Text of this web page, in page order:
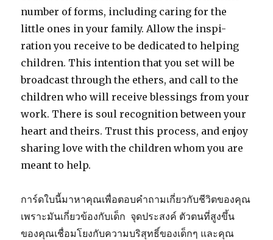
number of forms, including caring for the
little ones in your family. Allow the inspi-
ration you receive to be dedicated to helping
children. This intention that you set will be
broadcast through the ethers, and call to the
children who will receive blessings from your
work. There is soul recognition between your
heart and theirs. Trust this process, and enjoy
sharing love with the children whom you are
meant to help.
การ์ดใบนี้มาหาคุณเพื่อตอบคำถามเกี่ยวกับชีวิตของคุณ
เพราะมันเกี่ยวข้องกับเด็ก จุดประสงค์ ตัวตนที่สูงขึ้น
ของคุณเชื่อมโยงกับความบริสุทธิ์ของเด็กๆ และคุณ